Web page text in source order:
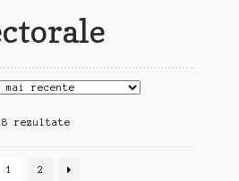
rezultateSortat
mai
1 2